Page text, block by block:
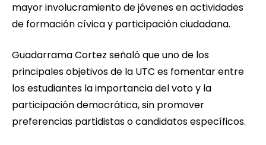
mayor involucramiento de jóvenes en actividades
de formación cívica y participación ciudadana.
Guadarrama Cortez señaló que uno de los
principales objetivos de la UTC es fomentar entre
los estudiantes la importancia del voto y la
participación democrática, sin promover
preferencias partidistas o candidatos específicos.